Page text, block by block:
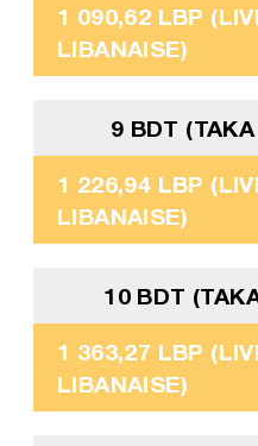
1 090,62 LBP
LIBANAISE)
9 BDT
1 226,94 LBP
LIBANAISE)
10 BDT
1 363,27 LBP
LIBANAISE)